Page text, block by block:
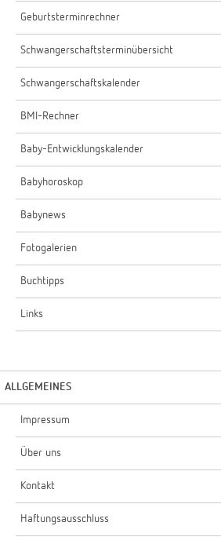
Geburtsterminrechner
Schwangerschaftsterminübersicht
Schwangerschaftskalender
BMI-Rechner
Baby-Entwicklungskalender
Babyhoroskop
Babynews
Fotogalerien
Buchtipps
Links
ALLGEMEINES
Impressum
Über uns
Kontakt
Haftungsausschluss